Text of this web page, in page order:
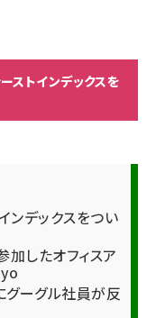
ストインデックスを
ンデックスをつい
加したオフィスア
グーグル社員が反